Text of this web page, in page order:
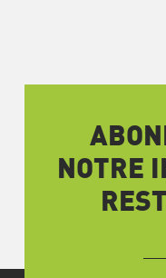
NOTRE